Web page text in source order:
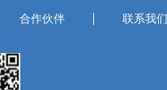
合作伙伴 联系我们